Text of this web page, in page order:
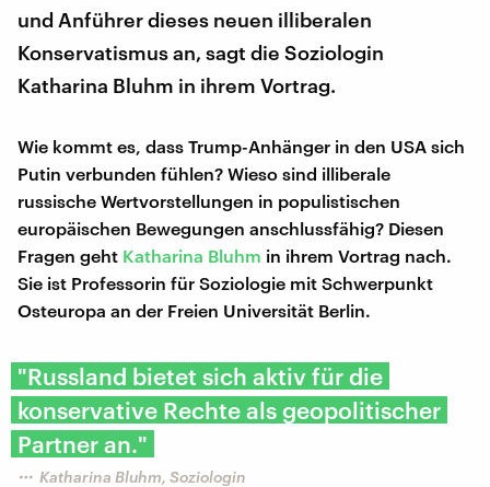
und Anführer dieses neuen illiberalen
Konservatismus an, sagt die Soziologin
Katharina Bluhm in ihrem Vortrag.
Wie kommt es, dass Trump-Anhänger in den USA sich
Putin verbunden fühlen? Wieso sind illiberale
russische Wertvorstellungen in populistischen
europäischen Bewegungen anschlussfähig? Diesen
Fragen geht Katharina Bluhm in ihrem Vortrag nach.
Sie ist Professorin für Soziologie mit Schwerpunkt
Osteuropa an der Freien Universität Berlin.
"Russland bietet sich aktiv für die
konservative Rechte als geopolitischer
Partner an."
Katharina Bluhm, Soziologin